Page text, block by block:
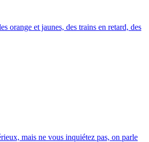
orange et jaunes, des trains en retard, des
mais ne vous inquiétez pas, on parle